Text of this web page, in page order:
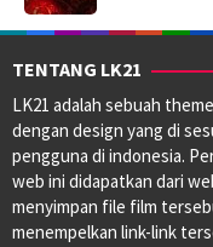
TENTANG LK21
LK21 adalah sebuah
dengan design yang di
pengguna di indonesia.
web ini didapatkan dari
menyimpan file film
menempelkan link-link